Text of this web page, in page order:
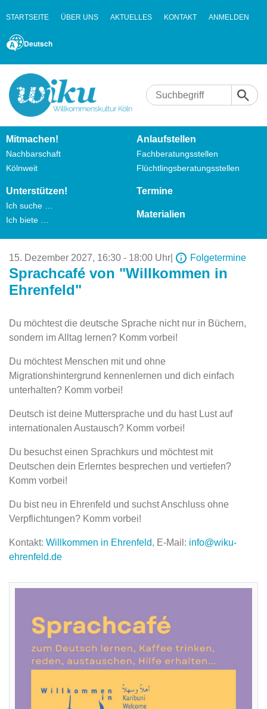
STARTSEITE ÜBER UNS AKTUELLES KONTAKT ANMELDEN
Deutsch
Mitmachen!
Nachbarschaft
Kölnweit
Anlaufstellen
Fachberatungsstellen
Flüchtlingsberatungsstellen
Unterstützen!
Ich suche …
Ich biete …
Termine
Materialien
15. Dezember 2027, 16:30 - 18:00 Uhr Folgetermine
Sprachcafé von "Willkommen in
Ehrenfeld"
Du möchtest die deutsche Sprache nicht nur in Büchern,
sondern im Alltag lernen? Komm vorbei!
Du möchtest Menschen mit und ohne
Migrationshintergrund kennenlernen und dich einfach
unterhalten? Komm vorbei!
Deutsch ist deine Muttersprache und du hast Lust auf
internationalen Austausch? Komm vorbei!
Du besuchst einen Sprachkurs und möchtest mit
Deutschen dein Erlerntes besprechen und vertiefen?
Komm vorbei!
Du bist neu in Ehrenfeld und suchst Anschluss ohne
Verpflichtungen? Komm vorbei!
Kontakt: Willkommen in Ehrenfeld, E-Mail: info@wiku-
ehrenfeld.de